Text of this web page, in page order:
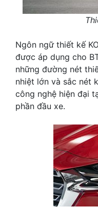
Ngôn ngữ thiết kế
được áp dụng cho
những đường nét
nhiệt lớn và sắc nét
công nghệ hiện đại
phần đầu xe.